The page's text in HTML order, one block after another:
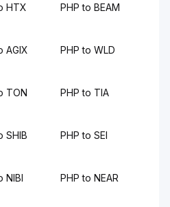
HTX PHP to BEAM
AGIX PHP to WLD
TON PHP to TIA
SHIB PHP to SEI
NIBI PHP to NEAR